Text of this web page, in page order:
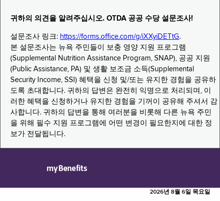
귀하의 의견을 알려주십시오. OTDA 공공 수당 설문조사!
설문조사 링크: https://forms.office.com/g/iXXyiDETtG.
본 설문조사는 뉴욕 주민들이 보충 영양 지원 프로그램
(Supplemental Nutrition Assistance Program, SNAP), 공공 지원
(Public Assistance, PA) 및 생활 보조금 소득(Supplemental
Security Income, SSI) 혜택을 신청 및/또는 유지한 경험을 공유하
도록 초대합니다. 귀하의 답변은 완전히 익명으로 처리되며, 이
러한 혜택을 신청하거나 유지한 경험을 기꺼이 공유해 주셔서 감
사합니다. 귀하의 답변을 통해 여러분을 비롯해 다른 뉴욕 주민
을 위해 필수 지원 프로그램에 어떤 변경이 필요한지에 대한 정
보가 전달됩니다.
myBenefits
2026년 8월 6일 목요일